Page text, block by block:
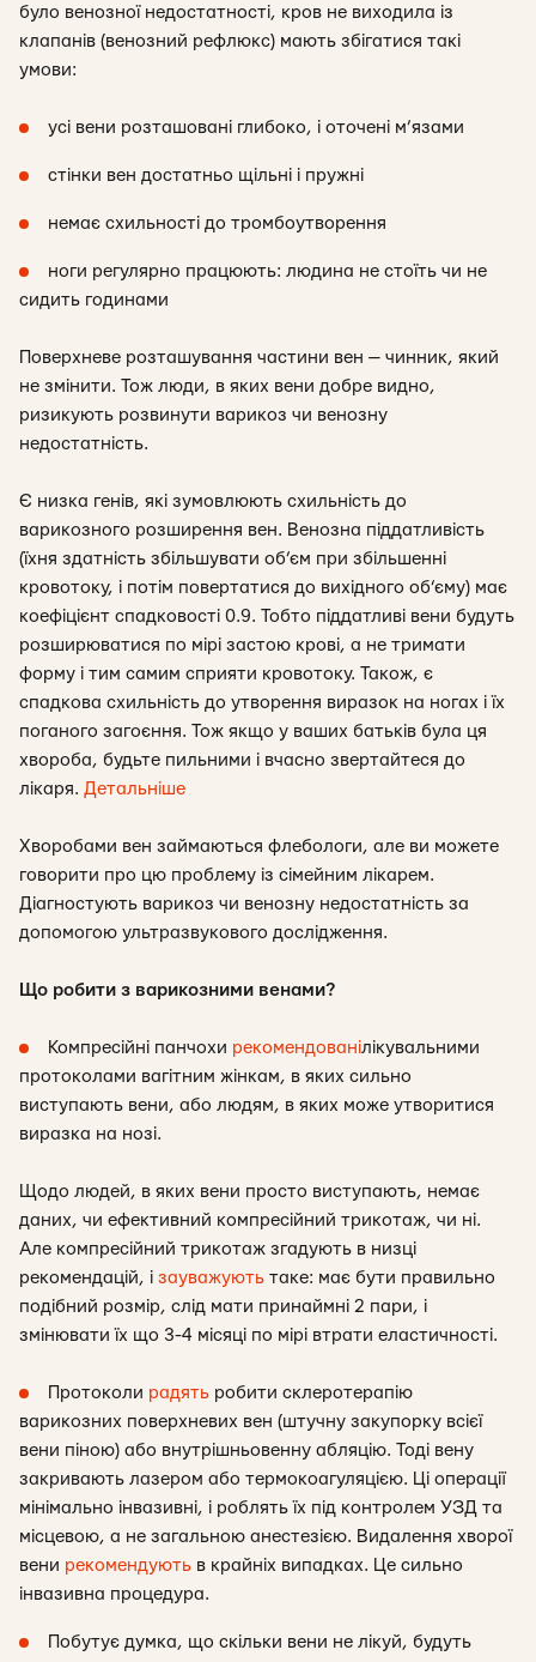
було венозної недостатності, кров не виходила із
клапанів (венозний рефлюкс) мають збігатися такі
умови:
усі вени розташовані глибоко, і оточені м’язами
стінки вен достатньо щільні і пружні
немає схильності до тромбоутворення
ноги регулярно працюють: людина не стоїть чи не
сидить годинами
Поверхневе розташування частини вен — чинник, який
не змінити. Тож люди, в яких вени добре видно,
ризикують розвинути варикоз чи венозну
недостатність.
Є низка генів, які зумовлюють схильність до
варикозного розширення вен. Венозна піддатливість
(їхня здатність збільшувати об’єм при збільшенні
кровотоку, і потім повертатися до вихідного об’єму) має
коефіцієнт спадковості 0.9. Тобто піддатливі вени будуть
розширюватися по мірі застою крові, а не тримати
форму і тим самим сприяти кровотоку. Також, є
спадкова схильність до утворення виразок на ногах і їх
поганого загоєння. Тож якщо у ваших батьків була ця
хвороба, будьте пильними і вчасно звертайтеся до
лікаря. Детальніше
Хворобами вен займаються флебологи, але ви можете
говорити про цю проблему із сімейним лікарем.
Діагностують варикоз чи венозну недостатність за
допомогою ультразвукового дослідження.
Що робити з варикозними венами?
Компресійні панчохи рекомендованілікувальними
протоколами вагітним жінкам, в яких сильно
виступають вени, або людям, в яких може утворитися
виразка на нозі.
Щодо людей, в яких вени просто виступають, немає
даних, чи ефективний компресійний трикотаж, чи ні.
Але компресійний трикотаж згадують в низці
рекомендацій, і зауважують таке: має бути правильно
подібний розмір, слід мати принаймні 2 пари, і
змінювати їх що 3-4 місяці по мірі втрати еластичності.
Протоколи радять робити склеротерапію
варикозних поверхневих вен (штучну закупорку всієї
вени піною) або внутрішньовенну абляцію. Тоді вену
закривають лазером або термокоагуляцією. Ці операції
мінімально інвазивні, і роблять їх під контролем УЗД та
місцевою, а не загальною анестезією. Видалення хворої
вени рекомендують в крайніх випадках. Це сильно
інвазивна процедура.
Побутує думка, що скільки вени не лікуй, будуть